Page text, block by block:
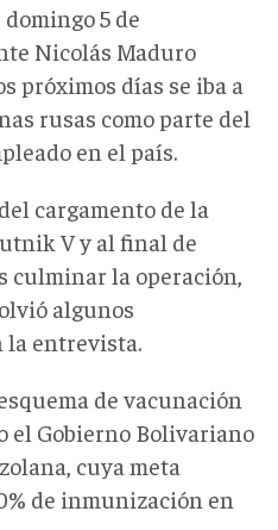
5 de
Nicolás Maduro
próximos días se iba a
rusas como parte del
en el país.
cargamento de la
V y al final de
culminar la operación,
algunos
la entrevista.
de vacunación
el Gobierno Bolivariano
cuya meta
de inmunización en